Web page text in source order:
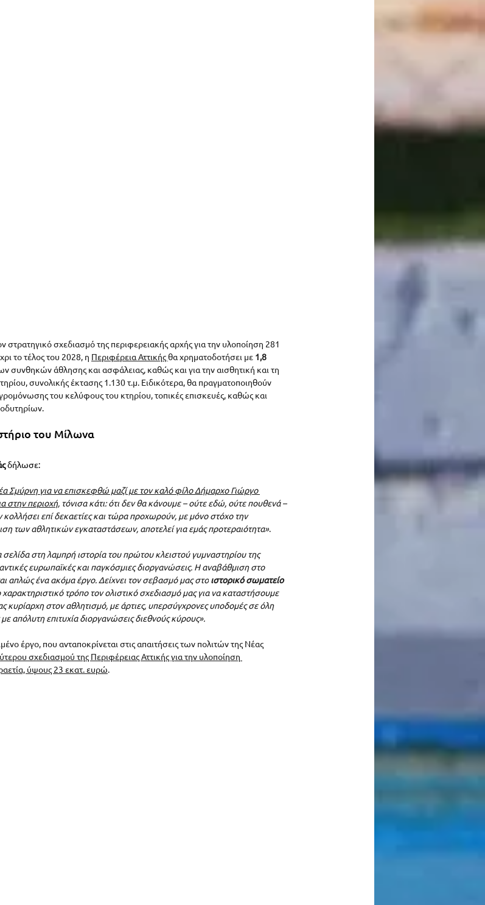
στρατηγικό σχεδιασμό της περιφερειακής αρχής για την υλοποίηση 281
το τέλος του 2028, η Περιφέρεια Αττικής θα χρηματοδοτήσει με 1,8
συνθηκών άθλησης και ασφάλειας, καθώς και για την αισθητική και τη
συνολικής έκτασης 1.130 τ.μ. Ειδικότερα, θα πραγματοποιηθούν
του κελύφους του κτηρίου, τοπικές επισκευές, καθώς και
του Μίλωνα
δήλωσε:
Σμύρνη για να επισκεφθώ μαζί με τον καλό φίλο Δήμαρχο Γιώργο
στην περιοχή, τόνισα κάτι: ότι δεν θα κάνουμε – ούτε εδώ, ούτε πουθενά –
κολλήσει επί δεκαετίες και τώρα προχωρούν, με μόνο στόχο την
των αθλητικών εγκαταστάσεων, αποτελεί για εμάς προτεραιότητα».
σελίδα στη λαμπρή ιστορία του πρώτου κλειστού γυμναστηρίου της
ευρωπαϊκές και παγκόσμιες διοργανώσεις. Η αναβάθμιση στο
απλώς ένα ακόμα έργο. Δείχνει τον σεβασμό μας στο ιστορικό σωματείο
χαρακτηριστικό τρόπο τον ολιστικό σχεδιασμό μας για να καταστήσουμε
στον αθλητισμό, με άρτιες, υπερσύγχρονες υποδομές σε όλη
απόλυτη επιτυχία διοργανώσεις διεθνούς κύρους».
έργο, που ανταποκρίνεται στις απαιτήσεις των πολιτών της Νέας
σχεδιασμού της Περιφέρειας Αττικής για την υλοποίηση
ύψους 23 εκατ. ευρώ.